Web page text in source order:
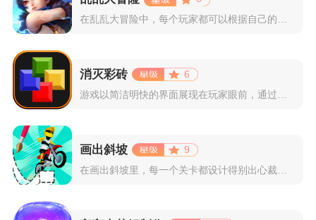
在乱乱大冒险中，每个玩家都可以根据自己的喜好选择和培养角色，...
消灭彩砖
6
游戏以简洁明快的界面展现在玩家眼前，通过简单的滑动屏幕即可控...
画出斜坡
9
在画出斜坡里，每一个关卡都设计得别出心裁。玩家需要利用手指在...